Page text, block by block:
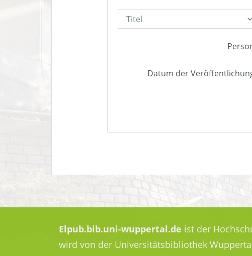
Datum der
Elpub.bib.uni-wuppertal.de ist der
wird von der Universitätsbibliothek